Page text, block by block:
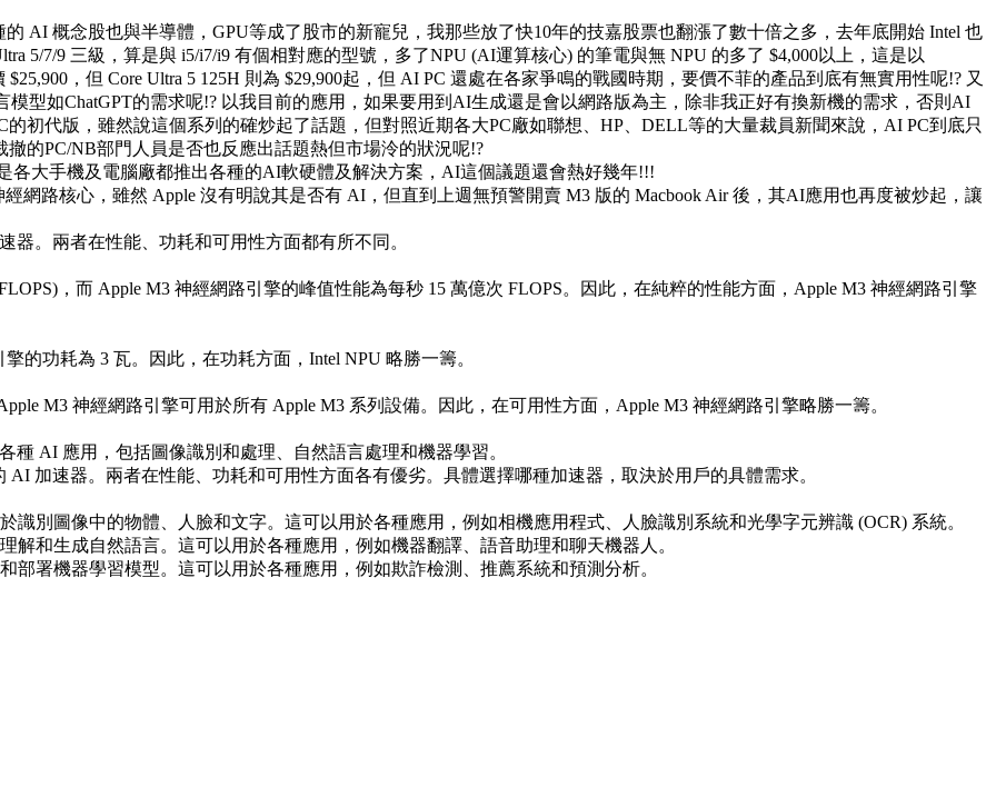
AI 概念股也與半導體，GPU等成了股市的新寵兒，我那些放了快10年的技嘉股票也翻漲了數十倍之多，去年底開始 Intel 也
5/7/9 三級，算是與 i5/i7/i9 有個相對應的型號，多了NPU (AI運算核心) 的筆電與無 NPU 的多了 $4,000以上，這是以
，但 Core Ultra 5 125H 則為 $29,900起，但 AI PC 還處在各家爭鳴的戰國時期，要價不菲的產品到底有無實用性呢!? 又
型如ChatGPT的需求呢!? 以我目前的應用，如果要用到AI生成還是會以網路版為主，除非我正好有換新機的需求，否則AI
的初代版，雖然說這個系列的確炒起了話題，但對照近期各大PC廠如聯想、HP、DELL等的大量裁員新聞來說，AI PC到底只
的PC/NB部門人員是否也反應出話題熱但市場泠的狀況呢!?
各大手機及電腦廠都推出各種的AI軟硬體及解決方案，AI這個議題還會熱好幾年!!!
網路核心，雖然 Apple 沒有明說其是否有 AI，但直到上週無預警開賣 M3 版的 Macbook Air 後，其AI應用也再度被炒起，讓
器。兩者在性能、功耗和可用性方面都有所不同。
，而 Apple M3 神經網路引擎的峰值性能為每秒 15 萬億次 FLOPS。因此，在純粹的性能方面，Apple M3 神經網路引擎
的功耗為 3 瓦。因此，在功耗方面，Intel NPU 略勝一籌。
M3 神經網路引擎可用於所有 Apple M3 系列設備。因此，在可用性方面，Apple M3 神經網路引擎略勝一籌。
種 AI 應用，包括圖像識別和處理、自然語言處理和機器學習。
加速器。兩者在性能、功耗和可用性方面各有優劣。具體選擇哪種加速器，取決於用戶的具體需求。
識別圖像中的物體、人臉和文字。這可以用於各種應用，例如相機應用程式、人臉識別系統和光學字元辨識 (OCR) 系統。
解和生成自然語言。這可以用於各種應用，例如機器翻譯、語音助理和聊天機器人。
部署機器學習模型。這可以用於各種應用，例如欺詐檢測、推薦系統和預測分析。